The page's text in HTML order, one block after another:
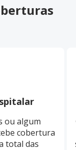
ou algum
cobertura
total das